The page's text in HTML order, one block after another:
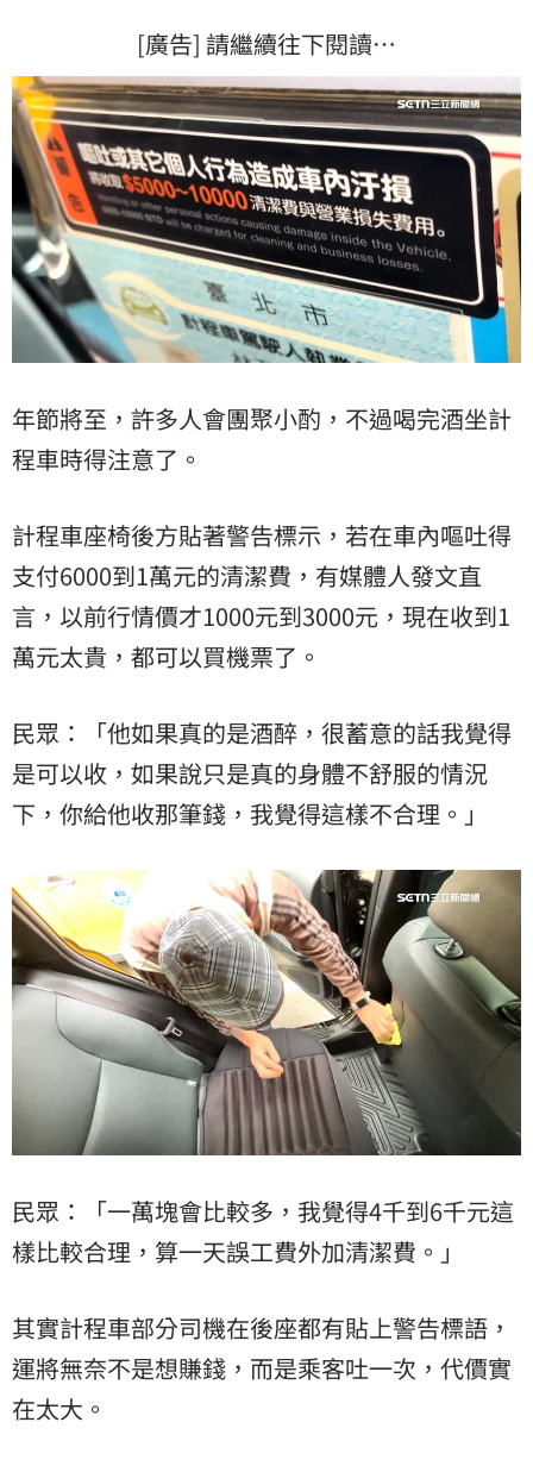
[廣告] 請繼續往下閱讀…
年節將至，許多人會團聚小酌，不過喝完酒坐計
程車時得注意了。
計程車座椅後方貼著警告標示，若在車內嘔吐得
支付6000到1萬元的清潔費，有媒體人發文直
言，以前行情價才1000元到3000元，現在收到1
萬元太貴，都可以買機票了。
民眾：「他如果真的是酒醉，很蓄意的話我覺得
是可以收，如果說只是真的身體不舒服的情況
下，你給他收那筆錢，我覺得這樣不合理。」
民眾：「一萬塊會比較多，我覺得4千到6千元這
樣比較合理，算一天誤工費外加清潔費。」
其實計程車部分司機在後座都有貼上警告標語，
運將無奈不是想賺錢，而是乘客吐一次，代價實
在太大。